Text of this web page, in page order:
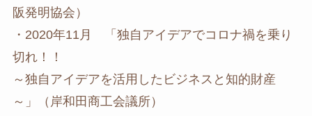
阪発明協会）
・2020年11月 「独自アイデアでコロナ禍を乗り
切れ！！
～独自アイデアを活用したビジネスと知的財産
～」（岸和田商工会議所）